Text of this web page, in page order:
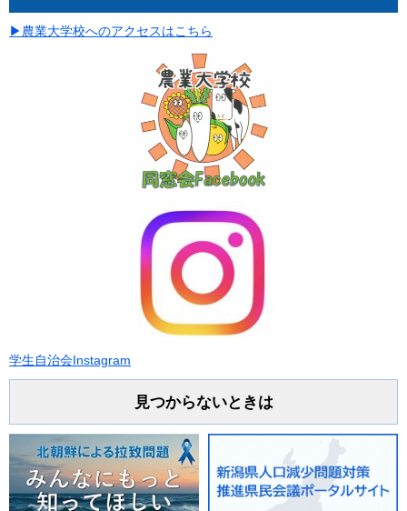
▶ 農業大学校へのアクセスはこちら
学生自治会Instagram
見つからないときは